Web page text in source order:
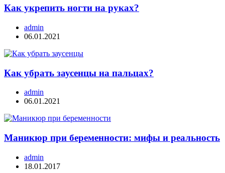
Как укрепить ногти на руках?
admin
06.01.2021
Как убрать заусенцы на пальцах?
admin
06.01.2021
Маникюр при беременности: мифы и реальность
admin
18.01.2017